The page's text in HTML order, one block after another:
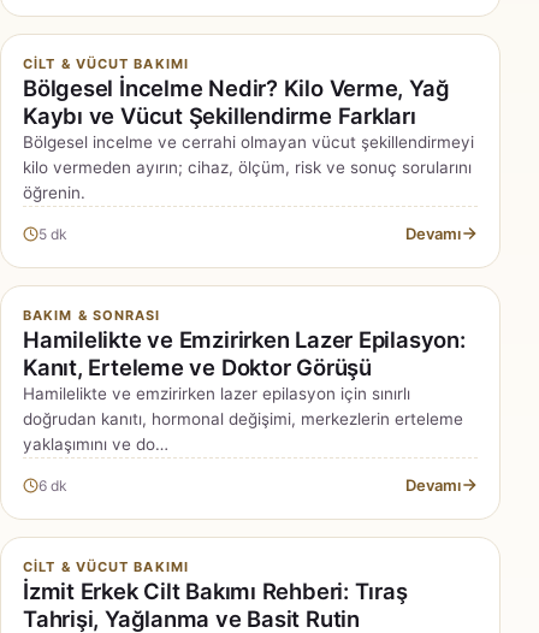
CILT & VÜCUT BAKIMI
Bölgesel İncelme Nedir? Kilo Verme, Yağ
Kaybı ve Vücut Şekillendirme Farkları
Bölgesel incelme ve cerrahi olmayan vücut şekillendirmeyi
kilo vermeden ayırın; cihaz, ölçüm, risk ve sonuç sorularını
öğrenin.
5 dk Devamı
BAKIM & SONRASI
Hamilelikte ve Emzirirken Lazer Epilasyon:
Kanıt, Erteleme ve Doktor Görüşü
Hamilelikte ve emzirirken lazer epilasyon için sınırlı
doğrudan kanıtı, hormonal değişimi, merkezlerin erteleme
yaklaşımını ve do…
6 dk Devamı
CILT & VÜCUT BAKIMI
İzmit Erkek Cilt Bakımı Rehberi: Tıraş
Tahrişi, Yağlanma ve Basit Rutin